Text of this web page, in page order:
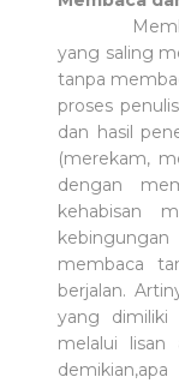
yang saling
tanpa
proses
dan hasil
(merekam,
dengan
kehabisan
membaca
berjalan.
yang dimiliki
melalui lisan